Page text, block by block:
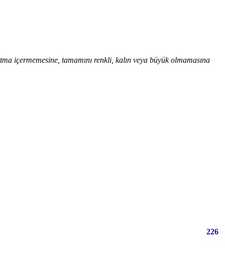
içermemesine, tamamını renkli, kalın veya büyük olmamasına
226